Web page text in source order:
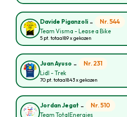
Davide Piganzoli - Nr. 544
Team Visma - Lease a Bike
5 pt. totaal89 x gekozen
Juan Ayuso - Nr. 231
Lidl - Trek
70 pt. totaal843 x gekozen
Jordan Jegat - Nr. 510
Team TotalEnergies